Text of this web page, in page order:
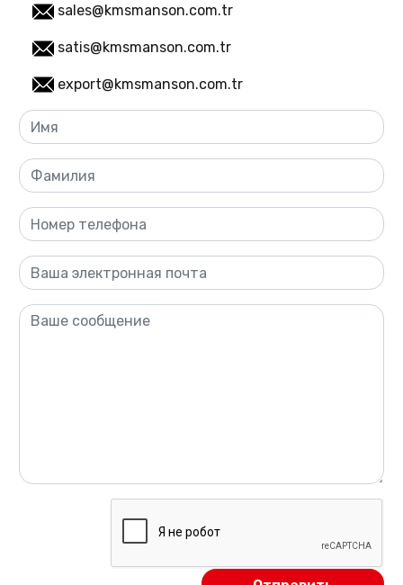
sales@kmsmanson.com.tr
satis@kmsmanson.com.tr
export@kmsmanson.com.tr